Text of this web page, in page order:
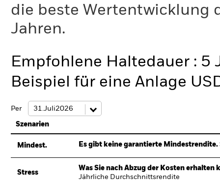
die beste Wertentwicklung
Jahren.
Empfohlene Haltedauer : 5
Beispiel für eine Anlage
Per
Szenarien
Mindest. Es gibt keine garantierte
Stress
Was Sie nach Abzug der Kosten erhalten
Jährliche Durchschnittsrendite